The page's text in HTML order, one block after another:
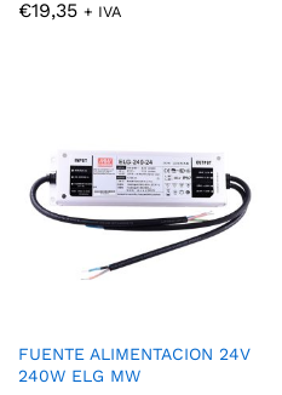
€19,35 + IVA
FUENTE ALIMENTACION 24V
240W ELG MW